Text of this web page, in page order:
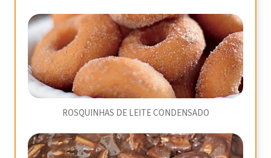
ROSQUINHAS DE LEITE CONDENSADO